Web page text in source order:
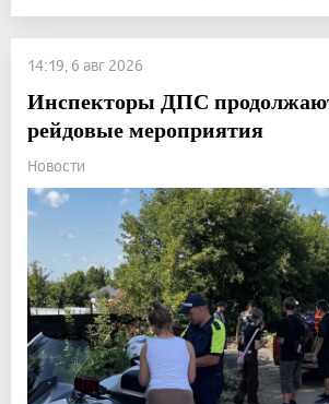
14:19, 6 авг 2026
Инспекторы ДПС
рейдовые мероприятия
Новости